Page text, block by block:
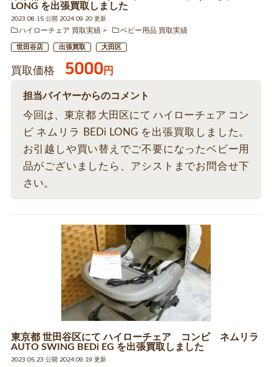
LONG を出張買取しました
2023.08.15 公開 2024.09.20 更新
ハイローチェア 買取実績
ベビー用品 買取実績
世田谷店 出張買取 大田区
買取価格 5000円
担当バイヤーからのコメント
今回は、東京都 大田区にて ハイローチェア コン
ビ ネムリラ BEDi LONG を出張買取しました。
お引越しや買い替えでご不要になったベビー用
品がございましたら、アシストまでお問合せ下
さい。
東京都 世田谷区にて ハイローチェア コンビ ネムリラ
AUTO SWING BEDi EG を出張買取しました
2023.05.23 公開 2024.09.19 更新